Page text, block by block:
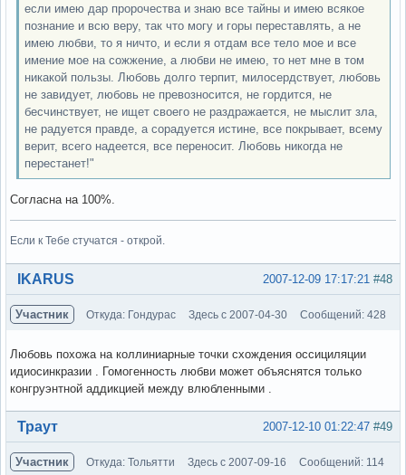
если имею дар пророчества и знаю все тайны и имею всякое
познание и всю веру, так что могу и горы переставлять, а не
имею любви, то я ничто, и если я отдам все тело мое и все
имение мое на сожжение, а любви не имею, то нет мне в том
никакой пользы. Любовь долго терпит, милосердствует, любовь
не завидует, любовь не превозносится, не гордится, не
бесчинствует, не ищет своего не раздражается, не мыслит зла,
не радуется правде, а сорадуется истине, все покрывает, всему
верит, всего надеется, все переносит. Любовь никогда не
перестанет!"
Согласна на 100%.
Если к Тебе стучатся - открой.
Вне форума #48
2007-12-09 17:17:21
IKARUS
Участник Откуда: Гондурас Здесь с 2007-04-30 Сообщений: 428
Любовь похожа на коллиниарные точки схождения оссициляции
идиосинкразии . Гомогенность любви может объяснятся только
конгруэнтной аддикцией между влюбленными .
Вне форума #49
2007-12-10 01:22:47
Траут
Участник Откуда: Тольятти Здесь с 2007-09-16 Сообщений: 114